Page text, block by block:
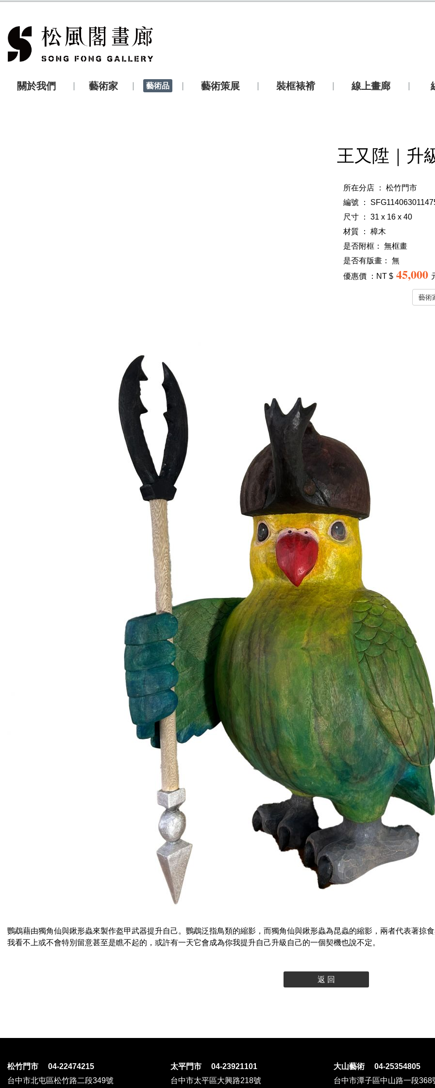
關於我們 藝術家 藝術品 藝術策展 裝框裱褙 線上畫廊
王又陞｜升
所在分店 ： 松竹門市
編號 ：
尺寸 ： 31 x 16 x 40
材質 ： 樟木
是否附框：
無框畫
是否有版畫：
無
優惠價 ：NT $ 45,000
鸚鵡藉由獨角仙與鍬形蟲來製作盔甲武器提升自己。鸚鵡泛指鳥類的縮影，而獨角仙與鍬形蟲為昆蟲的縮影，兩者代表著掠
我看不上或不會特別留意甚至是瞧不起的，或許有一天它會成為你我提升自己升級自己的一個契機也說不定。
返 回
松竹門市 04-22474215
台中市北屯區松竹路二段349號
太平門市 04-23921101
台中市太平區大興路218號
大山藝術 04-25354805
台中市潭子區中山路一段368